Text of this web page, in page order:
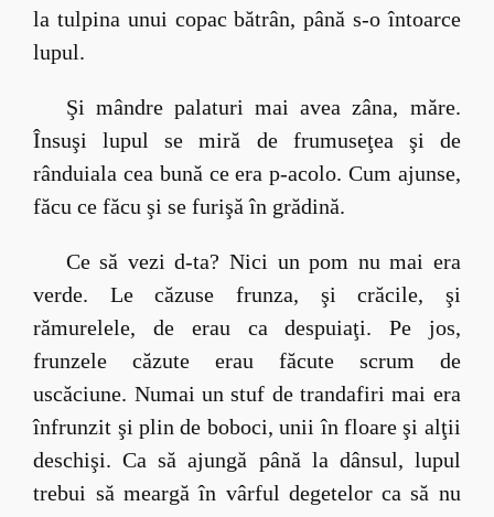
la tulpina unui copac bătrân, până s-o întoarce
lupul.
Şi mândre palaturi mai avea zâna, măre.
Însuşi lupul se miră de frumuseţea şi de
rânduiala cea bună ce era p-acolo. Cum ajunse,
făcu ce făcu şi se furişă în grădină.
Ce să vezi d-ta? Nici un pom nu mai era
verde. Le căzuse frunza, şi crăcile, şi
rămurelele, de erau ca despuiaţi. Pe jos,
frunzele căzute erau făcute scrum de
uscăciune. Numai un stuf de trandafiri mai era
înfrunzit şi plin de boboci, unii în floare şi alţii
deschişi. Ca să ajungă până la dânsul, lupul
trebui să meargă în vârful degetelor ca să nu